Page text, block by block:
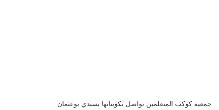
جمعية كوكب المتعلمين تواصل تكويناتها بسيدي بوعثمان